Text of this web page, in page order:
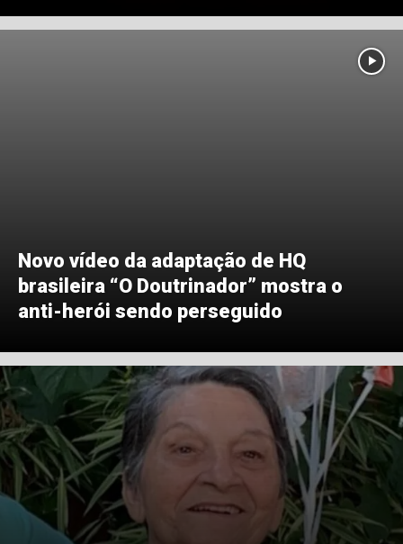
Novo vídeo da adaptação de HQ
brasileira “O Doutrinador” mostra o
anti-herói sendo perseguido